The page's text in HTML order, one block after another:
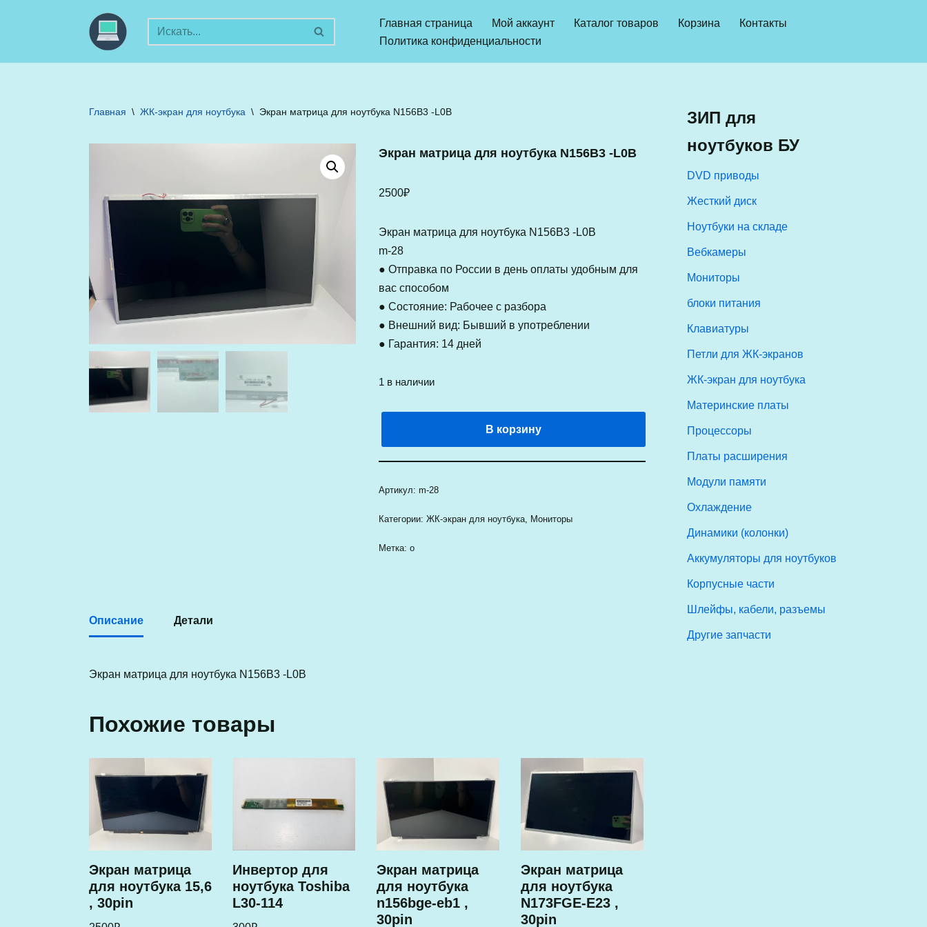
Главная страница Мой аккаунт Каталог товаров Корзина
Контакты
Политика конфиденциальности
Главная \ ЖК-экран для ноутбука \ Экран матрица для ноутбука N156B3 -L0B
Экран матрица для ноутбука N156B3 -L0B
2500₽
Экран матрица для ноутбука N156B3 -L0B
m-28
● Отправка по России в день оплаты удобным для
вас способом
● Состояние: Рабочее с разбора
● Внешний вид: Бывший в употреблении
● Гарантия: 14 дней
1 в наличии
В корзину
Артикул: m-28
Категории: ЖК-экран для ноутбука, Мониторы
Метка: о
Описание Детали
Экран матрица для ноутбука N156B3 -L0B
Похожие товары
Экран матрица
для ноутбука 15,6
, 30pin
Инвертор для
ноутбука Toshiba
L30-114
Экран матрица
для ноутбука
n156bge-eb1 ,
30pin
Экран матрица
для ноутбука
N173FGE-E23 ,
30pin
ЗИП для
ноутбуков БУ
DVD приводы
Жесткий диск
Ноутбуки на складе
Вебкамеры
Мониторы
блоки питания
Клавиатуры
Петли для ЖК-экранов
ЖК-экран для ноутбука
Материнские платы
Процессоры
Платы расширения
Модули памяти
Охлаждение
Динамики (колонки)
Аккумуляторы для ноутбуков
Корпусные части
Шлейфы, кабели, разъемы
Другие запчасти